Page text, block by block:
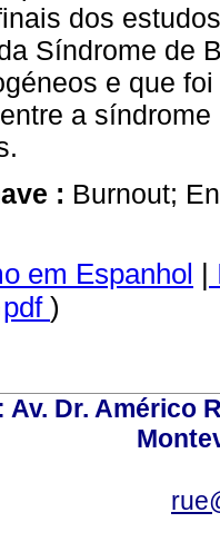
dos
Síndrome de
e que
a
: Burnout;
em Espanhol |
pdf )
Dr. Américo